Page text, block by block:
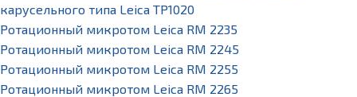
карусельного типа Leica TP1020
Ротационный микротом Leica RM 2235
Ротационный микротом Leica RM 2245
Ротационный микротом Leica RM 2255
Ротационный микротом Leica RM 2265